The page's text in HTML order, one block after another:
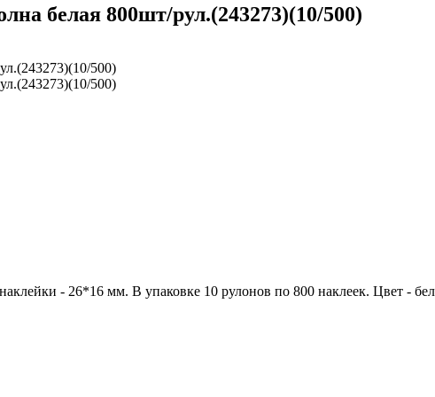
белая 800шт/рул.(243273)(10/500)
- 26*16 мм. В упаковке 10 рулонов по 800 наклеек. Цвет -